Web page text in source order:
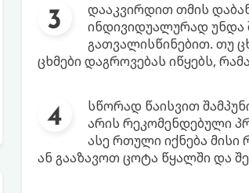
დააკვირდით თმის
ინდივიდუალურად უნდა
გათვალისწინებით. თუ
ცხმები დაგროვებას იწყებს,
სწორად წაისვით
არის რეკომენდებული
ასე რთული იქნება
ან გააზავოთ ცოტა წყალში და